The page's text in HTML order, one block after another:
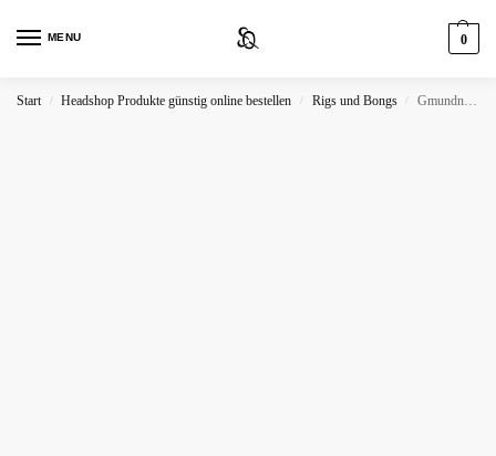
MENU 0
Start / Headshop Produkte günstig online bestellen / Rigs und Bongs / Gmundner Keramik Bong 20cm